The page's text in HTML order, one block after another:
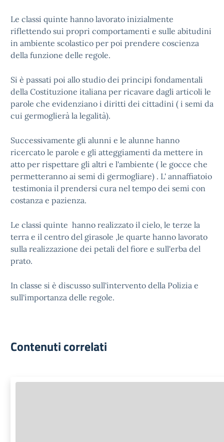
Le classi quinte hanno lavorato inizialmente
riflettendo sui propri comportamenti e sulle abitudini
in ambiente scolastico per poi prendere coscienza
della funzione delle regole.
Si è passati poi allo studio dei principi fondamentali
della Costituzione italiana per ricavare dagli articoli le
parole che evidenziano i diritti dei cittadini ( i semi da
cui germoglierà la legalità).
Successivamente gli alunni e le alunne hanno
ricercato le parole e gli atteggiamenti da mettere in
atto per rispettare gli altri e l'ambiente ( le gocce che
permetteranno ai semi di germogliare) . L' annaffiatoio
testimonia il prendersi cura nel tempo dei semi con
costanza e pazienza.
Le classi quinte hanno realizzato il cielo, le terze la
terra e il centro del girasole ,le quarte hanno lavorato
sulla realizzazione dei petali del fiore e sull'erba del
prato.
In classe si è discusso sull'intervento della Polizia e
sull'importanza delle regole.
Contenuti correlati